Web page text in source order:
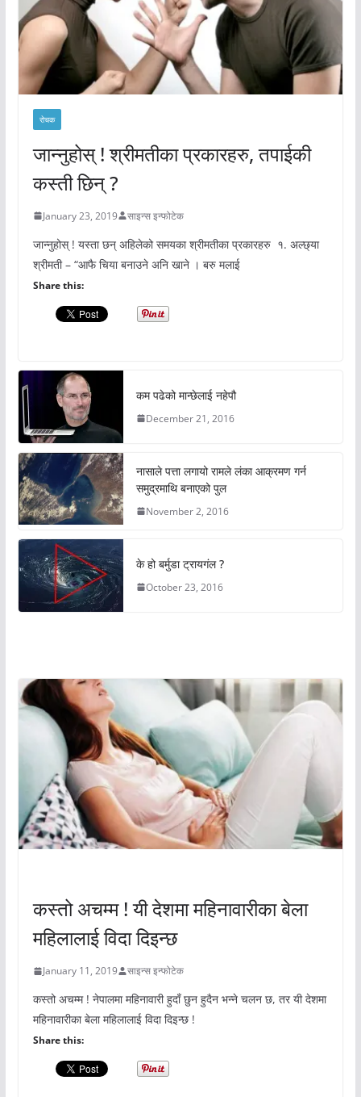
रोचक
जान्नुहोस् ! श्रीमतीका प्रकारहरु, तपाईकी
कस्ती छिन् ?
January 23, 2019 साइन्स इन्फोटेक
जान्नुहोस् ! यस्ता छन् अहिलेको समयका श्रीमतीका प्रकारहरु १. अल्छ्या
श्रीमती – “आफै चिया बनाउने अनि खाने । बरु मलाई
Share this:
कम पढेको मान्छेलाई नहेपौ
December 21, 2016
नासाले पत्ता लगायो रामले लंका आक्रमण गर्न
समुद्रमाथि बनाएको पुल
November 2, 2016
के हो बर्मुडा ट्रायगंल ?
October 23, 2016
कस्तो अचम्म ! यी देशमा महिनावारीका बेला
महिलालाई विदा दिइन्छ
January 11, 2019 साइन्स इन्फोटेक
कस्तो अचम्म ! नेपालमा महिनावारी हुदाँ छुन हुदैन भन्ने चलन छ, तर यी देशमा
महिनावारीका बेला महिलालाई विदा दिइन्छ !
Share this: